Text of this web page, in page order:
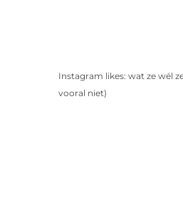
Instagram likes: wat ze wél
vooral niet)